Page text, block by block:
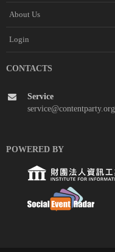
About Us
Login
CONTACTS
Service
service@contentparty.org
POWERED BY